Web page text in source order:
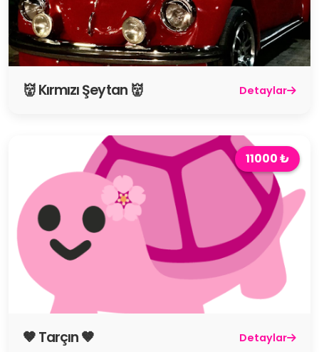
👹 Kırmızı Şeytan 👹 Detaylar
11000 ₺
🤎 Tarçın 🤎 Detaylar